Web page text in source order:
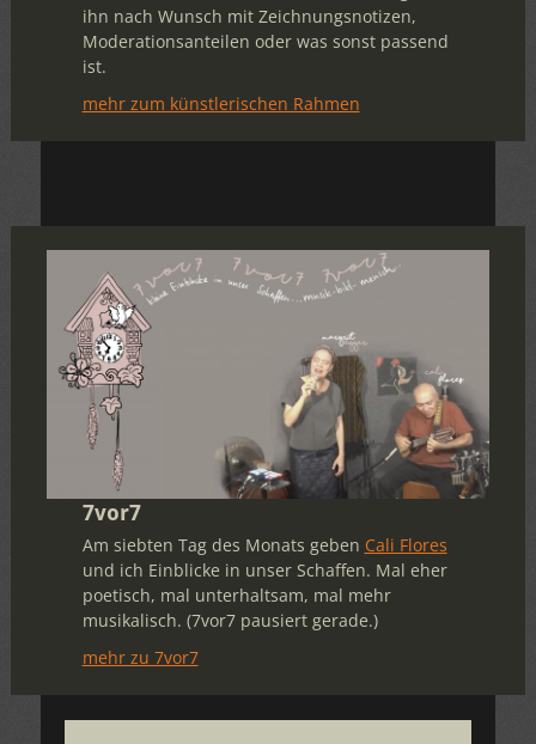
ihn nach Wunsch mit Zeichnungsnotizen,
Moderationsanteilen oder was sonst passend
ist.
mehr zum künstlerischen Rahmen
7vor7
Am siebten Tag des Monats geben Cali Flores
und ich Einblicke in unser Schaffen. Mal eher
poetisch, mal unterhaltsam, mal mehr
musikalisch. (7vor7 pausiert gerade.)
mehr zu 7vor7